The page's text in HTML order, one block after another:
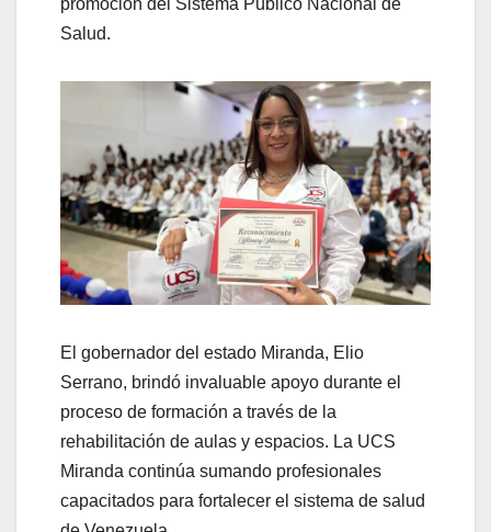
promoción del Sistema Público Nacional de
Salud.
El gobernador del estado Miranda, Elio
Serrano, brindó invaluable apoyo durante el
proceso de formación a través de la
rehabilitación de aulas y espacios. La UCS
Miranda continúa sumando profesionales
capacitados para fortalecer el sistema de salud